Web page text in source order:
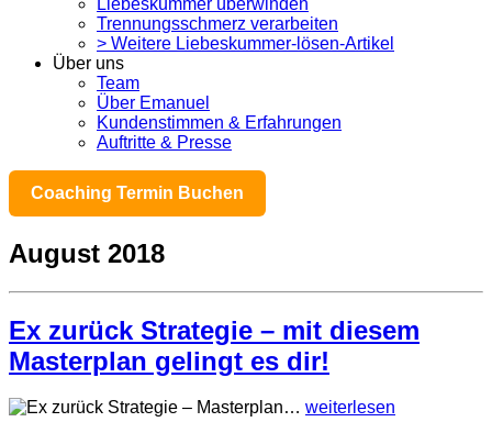
Trennungsschmerz verarbeiten
> Weitere Liebeskummer-lösen-Artikel
Über uns
Team
Über Emanuel
Kundenstimmen & Erfahrungen
Auftritte & Presse
Coaching Termin Buchen
August 2018
Ex zurück Strategie – mit diesem
Masterplan gelingt es dir!
… weiterlesen